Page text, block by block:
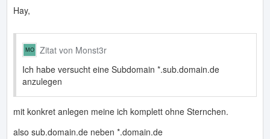
Hay,
Zitat von Monst3r
Ich habe versucht eine Subdomain *.sub.domain.de
anzulegen
mit konkret anlegen meine ich komplett ohne Sternchen.
also sub.domain.de neben *.domain.de